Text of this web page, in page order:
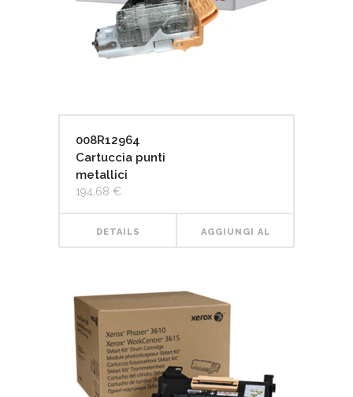
008R12964
Cartuccia punti
metallici
194,68 €
DETAILS AGGIUNGI AL